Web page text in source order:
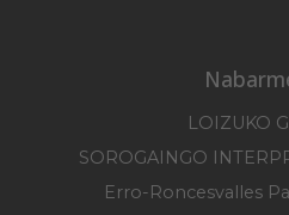
LOIZUKO
SOROGAINGO
Erro-Roncesvalles